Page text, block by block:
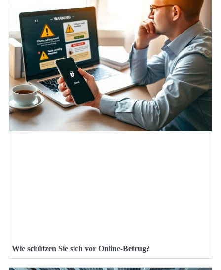
Wie schützen Sie sich vor Online-Betrug?